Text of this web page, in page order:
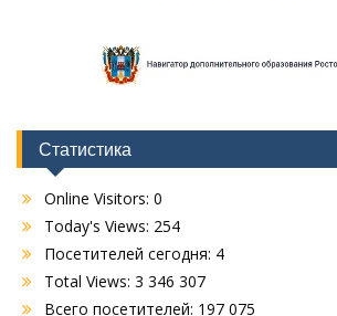
Статистика
Online Visitors: 0
Today's Views: 254
Посетителей сегодня: 4
Total Views: 3 346 307
Всего посетителей: 197 075